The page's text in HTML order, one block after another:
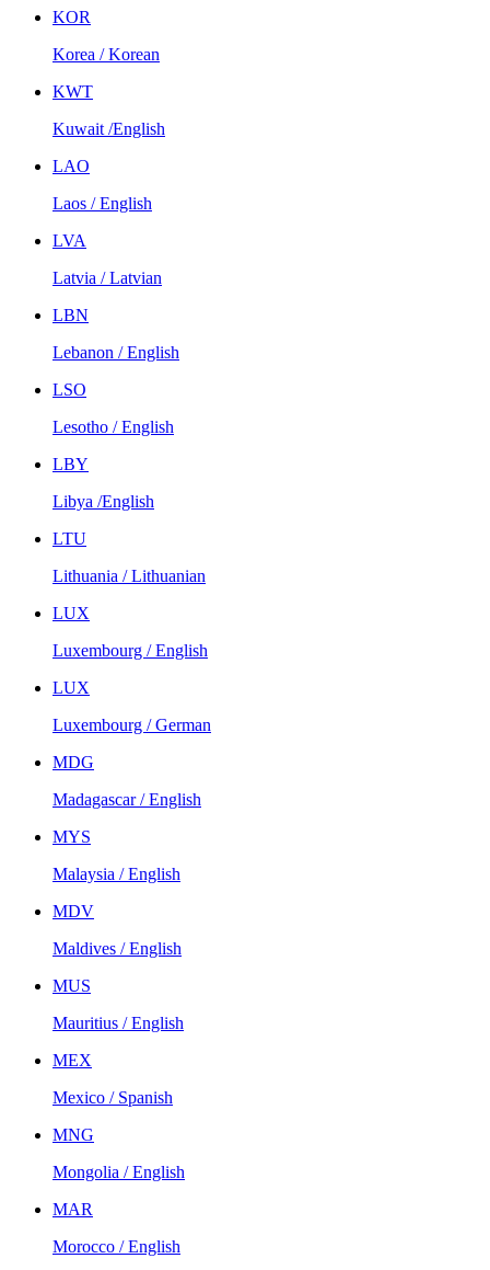
KOR
Korea / Korean
KWT
Kuwait /English
LAO
Laos / English
LVA
Latvia / Latvian
LBN
Lebanon / English
LSO
Lesotho / English
LBY
Libya /English
LTU
Lithuania / Lithuanian
LUX
Luxembourg / English
LUX
Luxembourg / German
MDG
Madagascar / English
MYS
Malaysia / English
MDV
Maldives / English
MUS
Mauritius / English
MEX
Mexico / Spanish
MNG
Mongolia / English
MAR
Morocco / English